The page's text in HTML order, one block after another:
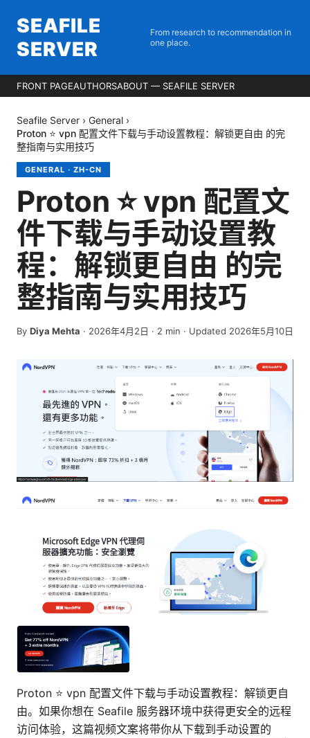
SEAFILE
SERVER
From research to recommendation in
one place.
FRONT PAGEAUTHORSABOUT — SEAFILE SERVER
Seafile Server › General ›
Proton ⭐ vpn 配置文件下载与手动设置教程：解锁更自由 的完
整指南与实用技巧
GENERAL · ZH-CN
Proton ⭐ vpn 配置文
件下载与手动设置教
程：解锁更自由 的完
整指南与实用技巧
By Diya Mehta · 2026年4月2日 · 2 min · Updated 2026年5月10日
Proton ⭐ vpn 配置文件下载与手动设置教程：解锁更自
由。如果你想在 Seafile 服务器环境中获得更安全的远程
访问体验，这篇视频文案将带你从下载到手动设置的